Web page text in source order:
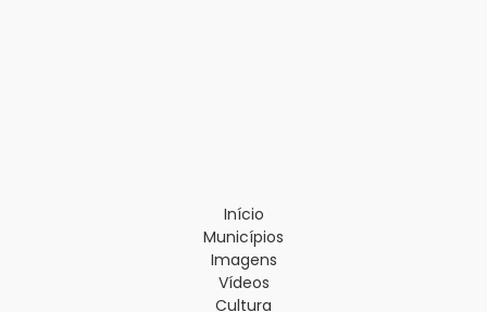
Início
Municípios
Imagens
Vídeos
Cultura